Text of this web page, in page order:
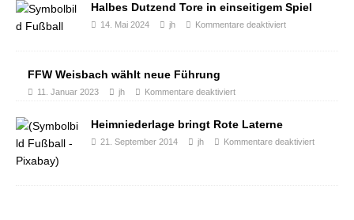
Halbes Dutzend Tore in einseitigem Spiel
14. Mai 2024 jh Kommentare deaktiviert
FFW Weisbach wählt neue Führung
11. Januar 2023 jh Kommentare deaktiviert
Heimniederlage bringt Rote Laterne
21. September 2014 jh Kommentare deaktiviert